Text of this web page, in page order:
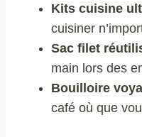
Kits cuisine
cuisiner
Sac filet
main lors des
Bouilloire
café où que